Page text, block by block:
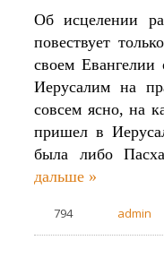
Об исцелении
повествует
своем Евангелии
Иерусалим на
совсем ясно, на
пришел в
была либо
дальше »
794 admin